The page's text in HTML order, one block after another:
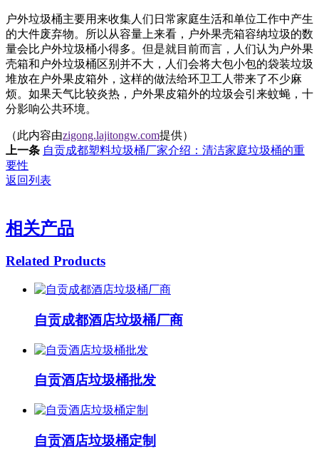
户外垃圾桶主要用来收集人们日常家庭生活和单位工作中产生
的大件废弃物。所以从容量上来看，户外果壳箱容纳垃圾的数
量会比户外垃圾桶小得多。但是就目前而言，人们认为户外果
壳箱和户外垃圾桶区别并不大，人们会将大包小包的袋装垃圾
堆放在户外果皮箱外，这样的做法给环卫工人带来了不少麻
烦。如果天气比较炎热，户外果皮箱外的垃圾会引来蚊蝇，十
分影响公共环境。
（此内容由zigong.lajitongw.com提供）
上一条 自贡成都塑料垃圾桶厂家介绍：清洁家庭垃圾桶的重
要性
返回列表
相关产品
Related Products
自贡成都酒店垃圾桶厂商
自贡酒店垃圾桶批发
自贡酒店垃圾桶定制